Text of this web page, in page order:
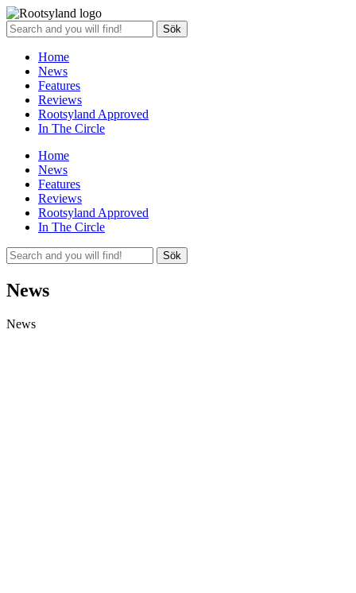
Sök
Home
News
Features
Reviews
Rootsyland Approved
In The Circle
Home
News
Features
Reviews
Rootsyland Approved
In The Circle
Sök
News
News